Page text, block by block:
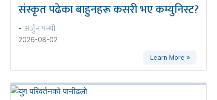
संस्कृत पढेका बाहुनहरू कसरी भए कम्युनिस्ट?
- अर्जुन पन्थी
2026-08-02
Learn More »